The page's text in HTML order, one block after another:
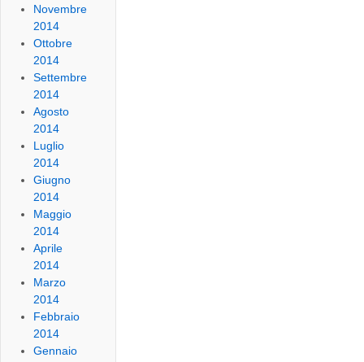
Novembre
2014
Ottobre
2014
Settembre
2014
Agosto
2014
Luglio
2014
Giugno
2014
Maggio
2014
Aprile
2014
Marzo
2014
Febbraio
2014
Gennaio